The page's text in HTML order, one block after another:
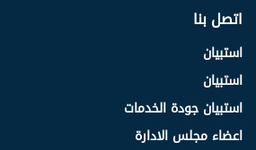
اتصل بنا
استبيان
استبيان
استبيان جودة الخدمات
اعضاء مجلس الادارة